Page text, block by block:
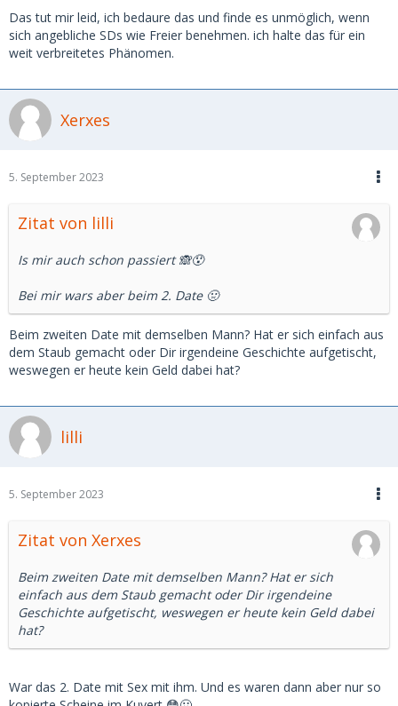
Das tut mir leid, ich bedaure das und finde es unmöglich, wenn
sich angebliche SDs wie Freier benehmen. ich halte das für ein
weit verbreitetes Phänomen.
Xerxes
5. September 2023
Zitat von lilli
Is mir auch schon passiert 🙈😯
Bei mir wars aber beim 2. Date 🤢
Beim zweiten Date mit demselben Mann? Hat er sich einfach aus
dem Staub gemacht oder Dir irgendeine Geschichte aufgetischt,
weswegen er heute kein Geld dabei hat?
lilli
5. September 2023
Zitat von Xerxes
Beim zweiten Date mit demselben Mann? Hat er sich
einfach aus dem Staub gemacht oder Dir irgendeine
Geschichte aufgetischt, weswegen er heute kein Geld dabei
hat?
War das 2. Date mit Sex mit ihm. Und es waren dann aber nur so